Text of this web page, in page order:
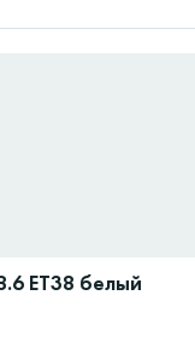
ET38 белый